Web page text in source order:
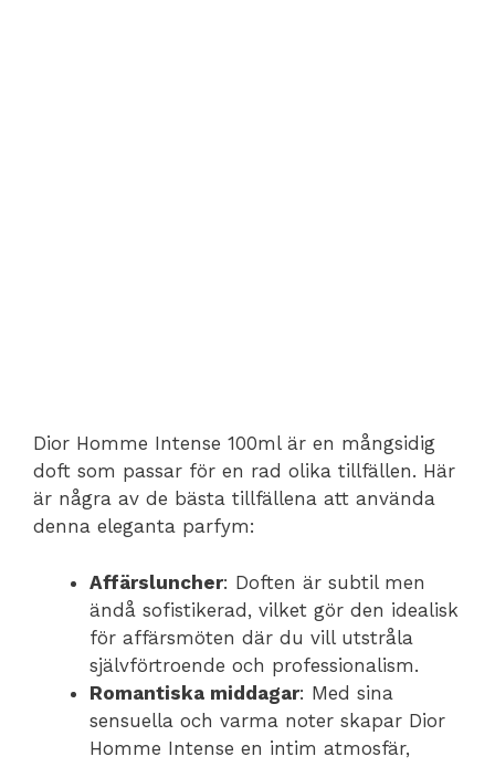
Dior Homme Intense 100ml är en mångsidig
doft som passar för en rad olika tillfällen. Här
är några av de bästa tillfällena att använda
denna eleganta parfym:
Affärsluncher: Doften är subtil men
ändå sofistikerad, vilket gör den idealisk
för affärsmöten där du vill utstråla
självförtroende och professionalism.
Romantiska middagar: Med sina
sensuella och varma noter skapar Dior
Homme Intense en intim atmosfär,